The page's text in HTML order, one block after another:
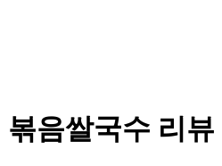
음쌀국수 리뷰